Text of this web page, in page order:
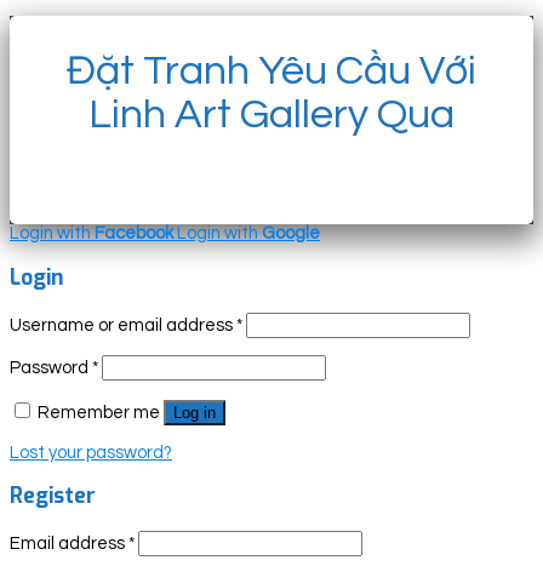
Đặt Tranh Yêu Cầu Với
Linh Art Gallery Qua
Login withFacebook Login withGoogle
Login
Username or email address *
Password *
Remember me Log in
Lost your password?
Register
Email address *